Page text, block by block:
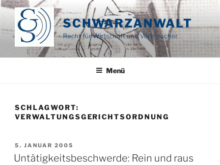
Zum
springen
SCHWARZANWALT
Recht für Wirtschaft und Verbraucher
Menü
SCHLAGWORT:
VERWALTUNGSGERICHTSORDNUNG
VERÖFFENTLICHT
AM
5. JANUAR 2005
Untätigkeitsbeschwerde: Rein und raus